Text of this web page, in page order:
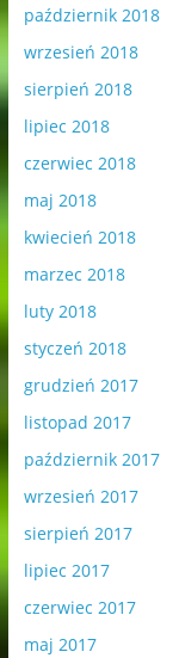
październik 2018
wrzesień 2018
sierpień 2018
lipiec 2018
czerwiec 2018
maj 2018
kwiecień 2018
marzec 2018
luty 2018
styczeń 2018
grudzień 2017
listopad 2017
październik 2017
wrzesień 2017
sierpień 2017
lipiec 2017
czerwiec 2017
maj 2017